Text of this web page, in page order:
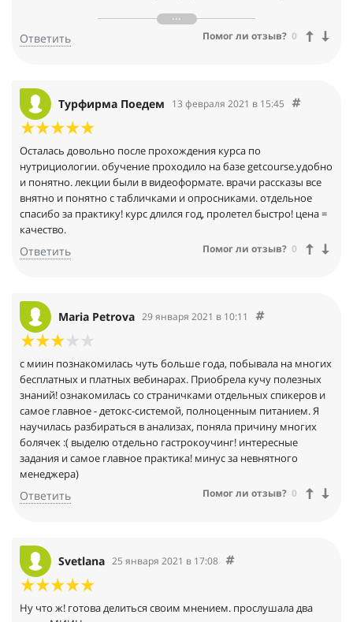
пойти на новый курс по детской нутрициологии, чтобы
расширить клиентскую базу и работать со целыми семьями!
Ответить Помог ли отзыв? 0
Турфирма Поедем 13 февраля 2021 в 15:45
Осталась довольно после прохождения курса по
нутрициологии. обучение проходило на базе getcourse.удобно
и понятно. лекции были в видеоформате. врачи рассказы все
внятно и понятно с табличками и опросниками. отдельное
спасибо за практику! курс длился год, пролетел быстро! цена =
качество.
Ответить Помог ли отзыв? 0
Maria Petrova 29 января 2021 в 10:11
с миин познакомилась чуть больше года, побывала на многих
бесплатных и платных вебинарах. Приобрела кучу полезных
знаний! ознакомилась со страничками отдельных спикеров и
самое главное - детокс-системой, полноценным питанием. Я
научилась разбираться в анализах, поняла причину многих
болячек :( выделю отдельно гастрокоучинг! интересные
задания и самое главное практика! минус за невнятного
менеджера)
Ответить Помог ли отзыв? 0
Svetlana 25 января 2021 в 17:08
Ну что ж! готова делиться своим мнением. прослушала два